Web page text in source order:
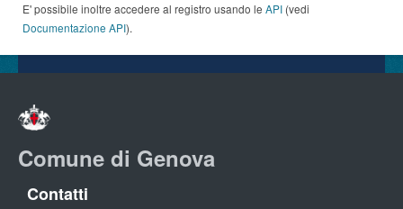
E' possibile inoltre accedere al registro usando le API (vedi
Documentazione API).
Comune di Genova
Contatti